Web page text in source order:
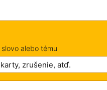
alebo tému